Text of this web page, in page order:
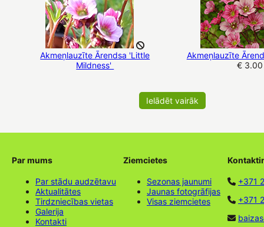
Akmeņlauzīte Ārendsa 'Little
Mildness'
Akmeņlauzīte
€ 3.00
Ielādēt vairāk
Par mums
Par stādu audzētavu
Aktualitātes
Tirdzniecības vietas
Galerija
Kontakti
Ziemcietes
Sezonas jaunumi
Jaunas fotogrāfijas
Visas ziemcietes
+371
+371